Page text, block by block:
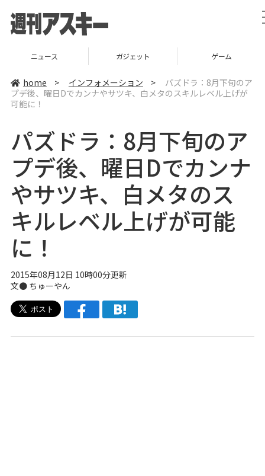
ニュース ガジェット ゲーム
home > インフォメーション >
パズドラ：8月下旬のア
プデ後、曜日Dでカンナやサツキ、白メタのスキルレベル上げが
可能に！
パズドラ：8月下旬のア
プデ後、曜日Dでカンナ
やサツキ、白メタのス
キルレベル上げが可能
に！
2015年08月12日 10時00分更新
文● ちゅーやん